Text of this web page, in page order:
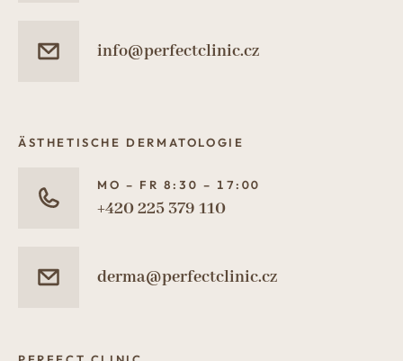
info@perfectclinic.cz
ÄSTHETISCHE DERMATOLOGIE
MO – FR 8:30 – 17:00
+420 225 379 110
derma@perfectclinic.cz